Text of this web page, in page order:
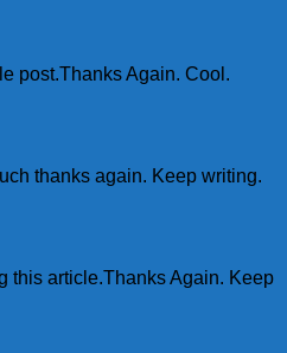
post.Thanks Again. Cool.
thanks again. Keep writing.
this article.Thanks Again. Keep